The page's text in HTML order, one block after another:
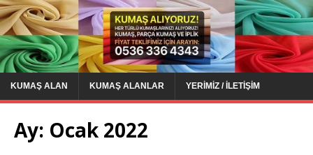
KUMAŞ ALAN KUMAŞ ALANLAR YERIMIZ / İLETIŞIM
Ay: Ocak 2022